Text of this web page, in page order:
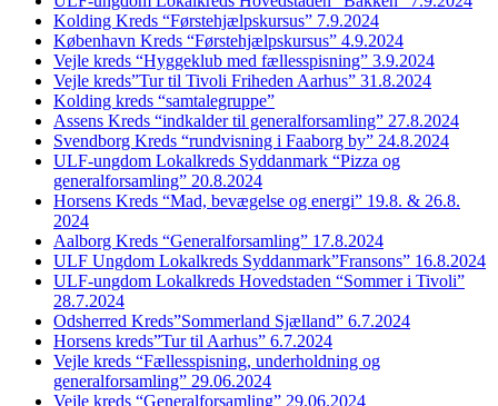
Kolding Kreds “Førstehjælpskursus” 7.9.2024
København Kreds “Førstehjælpskursus” 4.9.2024
Vejle kreds “Hyggeklub med fællesspisning” 3.9.2024
Vejle kreds”Tur til Tivoli Friheden Aarhus” 31.8.2024
Kolding kreds “samtalegruppe”
Assens Kreds “indkalder til generalforsamling” 27.8.2024
Svendborg Kreds “rundvisning i Faaborg by” 24.8.2024
ULF-ungdom Lokalkreds Syddanmark “Pizza og
generalforsamling” 20.8.2024
Horsens Kreds “Mad, bevægelse og energi” 19.8. & 26.8.
2024
Aalborg Kreds “Generalforsamling” 17.8.2024
ULF Ungdom Lokalkreds Syddanmark”Fransons” 16.8.2024
ULF-ungdom Lokalkreds Hovedstaden “Sommer i Tivoli”
28.7.2024
Odsherred Kreds”Sommerland Sjælland” 6.7.2024
Horsens kreds”Tur til Aarhus” 6.7.2024
Vejle kreds “Fællesspisning, underholdning og
generalforsamling” 29.06.2024
Vejle kreds “Generalforsamling” 29.06.2024